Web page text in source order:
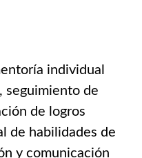
individual
seguimiento de
de logros
de habilidades de
y comunicación